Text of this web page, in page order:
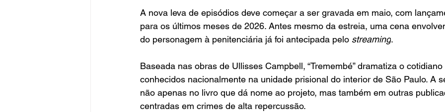
A nova leva de episódios deve começar a ser gravada em maio, com
para os últimos meses de 2026. Antes mesmo da estreia, uma cena
do personagem à penitenciária já foi antecipada pelo streaming.
Baseada nas obras de Ullisses Campbell, “Tremembé” dramatiza o
conhecidos nacionalmente na unidade prisional do interior de São Paulo. A
não apenas no livro que dá nome ao projeto, mas também em outras
centradas em crimes de alta repercussão.